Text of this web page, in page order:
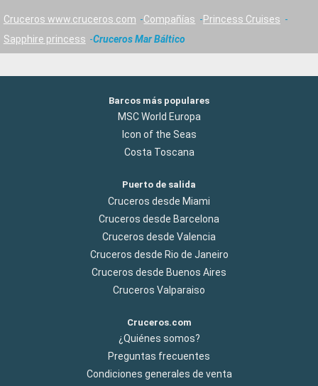
Cruceros www.cruceros.com Compañías
Princess Cruises
Sapphire princess
Cruceros Mar Báltico
Barcos más populares
MSC World Europa
Icon of the Seas
Costa Toscana
Puerto de salida
Cruceros desde Miami
Cruceros desde Barcelona
Cruceros desde Valencia
Cruceros desde Rio de Janeiro
Cruceros desde Buenos Aires
Cruceros Valparaiso
Cruceros.com
¿Quiénes somos?
Preguntas frecuentes
Condiciones generales de venta